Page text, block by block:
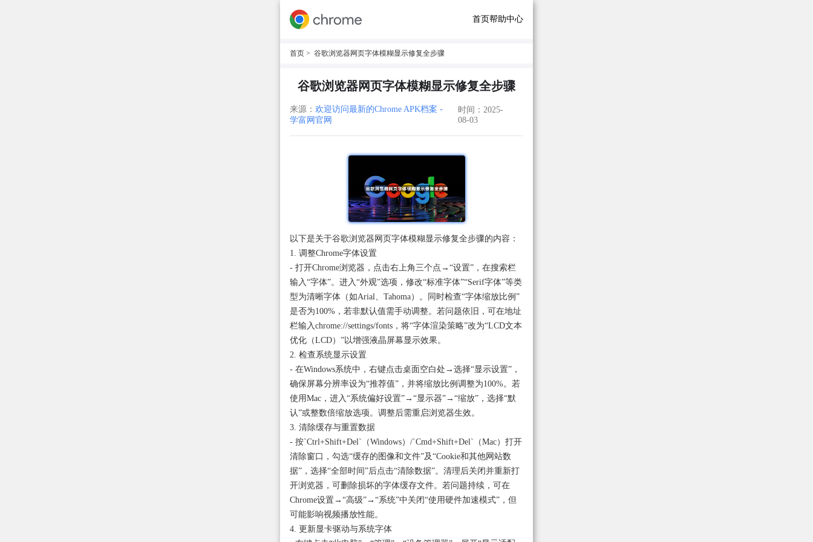
首页帮助中心
首页 > 谷歌浏览器网页字体模糊显示修复全步骤
谷歌浏览器网页字体模糊显示修复全步骤
来源： 欢迎访问最新的Chrome APK档案 -
学富网官网
时间：2025-
08-03
以下是关于谷歌浏览器网页字体模糊显示修复全步骤的内容：
1. 调整Chrome字体设置
- 打开Chrome浏览器，点击右上角三个点→“设置”，在搜索栏
输入“字体”。进入“外观”选项，修改“标准字体”“Serif字体”等类
型为清晰字体（如Arial、Tahoma）。同时检查“字体缩放比例”
是否为100%，若非默认值需手动调整。若问题依旧，可在地址
栏输入chrome://settings/fonts，将“字体渲染策略”改为“LCD文本
优化（LCD）”以增强液晶屏幕显示效果。
2. 检查系统显示设置
- 在Windows系统中，右键点击桌面空白处→选择“显示设置”，
确保屏幕分辨率设为“推荐值”，并将缩放比例调整为100%。若
使用Mac，进入“系统偏好设置”→“显示器”→“缩放”，选择“默
认”或整数倍缩放选项。调整后需重启浏览器生效。
3. 清除缓存与重置数据
- 按`Ctrl+Shift+Del`（Windows）/`Cmd+Shift+Del`（Mac）打开
清除窗口，勾选“缓存的图像和文件”及“Cookie和其他网站数
据”，选择“全部时间”后点击“清除数据”。清理后关闭并重新打
开浏览器，可删除损坏的字体缓存文件。若问题持续，可在
Chrome设置→“高级”→“系统”中关闭“使用硬件加速模式”，但
可能影响视频播放性能。
4. 更新显卡驱动与系统字体